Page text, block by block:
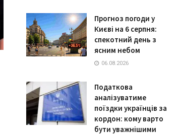
Прогноз погоди у
Києві на 6 серпня:
спекотний день з
ясним небом
06.08.2026
Податкова
аналізуватиме
поїздки українців за
кордон: кому варто
бути уважнішими